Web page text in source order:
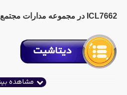
ICL7662 در مجموعه مدارات مجتمع / IC ها